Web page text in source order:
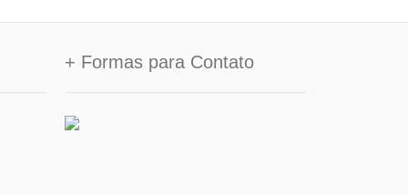
+ Formas para Contato